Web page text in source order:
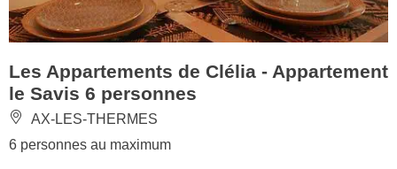
Les Appartements de Clélia - Appartement
le Savis 6 personnes
AX-LES-THERMES
6 personnes au maximum